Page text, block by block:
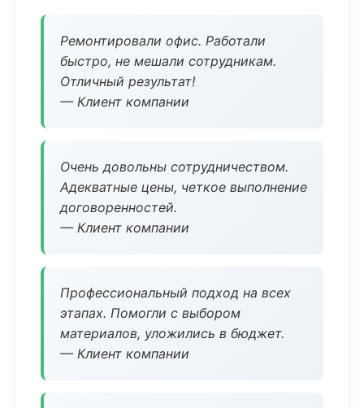
Ремонтировали офис. Работали
быстро, не мешали сотрудникам.
Отличный результат!
— Клиент компании
Очень довольны сотрудничеством.
Адекватные цены, четкое выполнение
договоренностей.
— Клиент компании
Профессиональный подход на всех
этапах. Помогли с выбором
материалов, уложились в бюджет.
— Клиент компании